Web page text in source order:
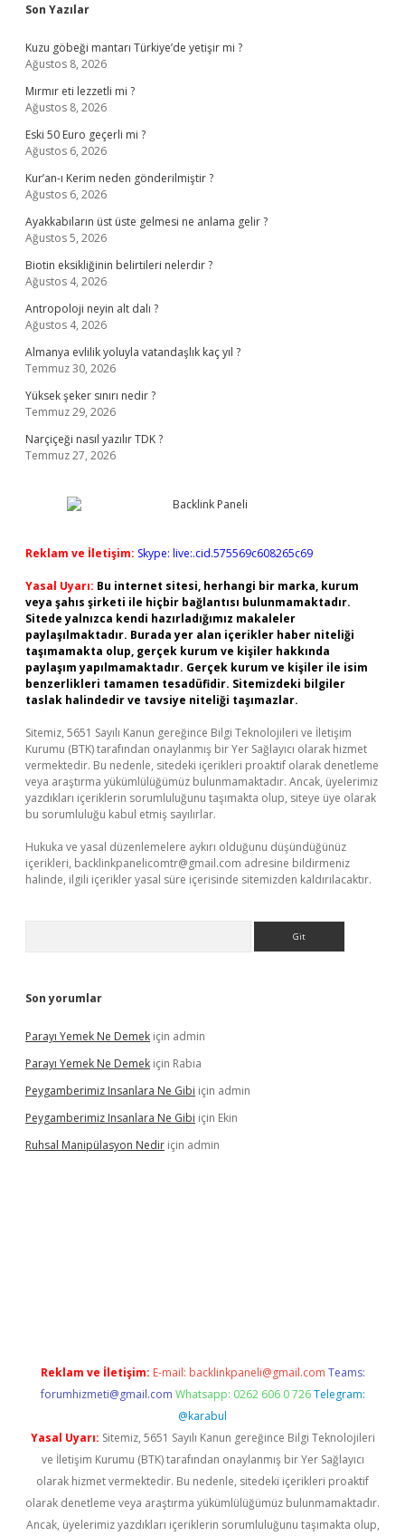
Sidebar
Son Yazılar
Kuzu göbeği mantarı Türkiye’de yetişir mi ?
Ağustos 8, 2026
Mırmır eti lezzetli mi ?
Ağustos 8, 2026
Eski 50 Euro geçerli mi ?
Ağustos 6, 2026
Kur’an-ı Kerim neden gönderilmiştir ?
Ağustos 6, 2026
Ayakkabıların üst üste gelmesi ne anlama gelir ?
Ağustos 5, 2026
Biotin eksikliğinin belirtileri nelerdir ?
Ağustos 4, 2026
Antropoloji neyin alt dalı ?
Ağustos 4, 2026
Almanya evlilik yoluyla vatandaşlık kaç yıl ?
Temmuz 30, 2026
Yüksek şeker sınırı nedir ?
Temmuz 29, 2026
Narçiçeği nasıl yazılır TDK ?
Temmuz 27, 2026
Reklam ve İletişim: Skype: live:.cid.575569c608265c69
Yasal Uyarı: Bu internet sitesi, herhangi bir marka, kurum
veya şahıs şirketi ile hiçbir bağlantısı bulunmamaktadır.
Sitede yalnızca kendi hazırladığımız makaleler
paylaşılmaktadır. Burada yer alan içerikler haber niteliği
taşımamakta olup, gerçek kurum ve kişiler hakkında
paylaşım yapılmamaktadır. Gerçek kurum ve kişiler ile isim
benzerlikleri tamamen tesadüfidir. Sitemizdeki bilgiler
taslak halindedir ve tavsiye niteliği taşımazlar.
Sitemiz, 5651 Sayılı Kanun gereğince Bilgi Teknolojileri ve İletişim
Kurumu (BTK) tarafından onaylanmış bir Yer Sağlayıcı olarak hizmet
vermektedir. Bu nedenle, sitedeki içerikleri proaktif olarak denetleme
veya araştırma yükümlülüğümüz bulunmamaktadır. Ancak, üyelerimiz
yazdıkları içeriklerin sorumluluğunu taşımakta olup, siteye üye olarak
bu sorumluluğu kabul etmiş sayılırlar.
Hukuka ve yasal düzenlemelere aykırı olduğunu düşündüğünüz
içerikleri, backlinkpanelicomtr@gmail.com adresine bildirmeniz
halinde, ilgili içerikler yasal süre içerisinde sitemizden kaldırılacaktır.
Son yorumlar
Parayı Yemek Ne Demek için admin
Parayı Yemek Ne Demek için Rabia
Peygamberimiz Insanlara Ne Gibi için admin
Peygamberimiz Insanlara Ne Gibi için Ekin
Ruhsal Manipülasyon Nedir için admin
Reklam ve İletişim: E-mail: backlinkpaneli@gmail.com Teams:
forumhizmeti@gmail.com Whatsapp: 0262 606 0 726 Telegram:
@karabul
Yasal Uyarı: Sitemiz, 5651 Sayılı Kanun gereğince Bilgi Teknolojileri
ve İletişim Kurumu (BTK) tarafından onaylanmış bir Yer Sağlayıcı
olarak hizmet vermektedir. Bu nedenle, sitedeki içerikleri proaktif
olarak denetleme veya araştırma yükümlülüğümüz bulunmamaktadır.
Ancak, üyelerimiz yazdıkları içeriklerin sorumluluğunu taşımakta olup,